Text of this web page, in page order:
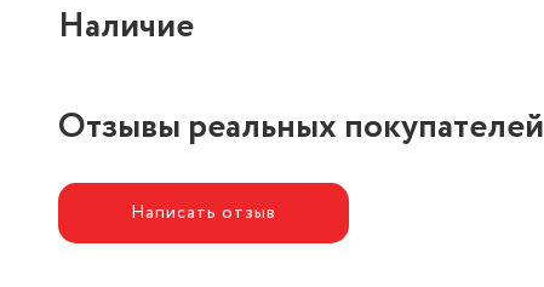
Наличие
Отзывы реальных покупателей
Написать отзыв